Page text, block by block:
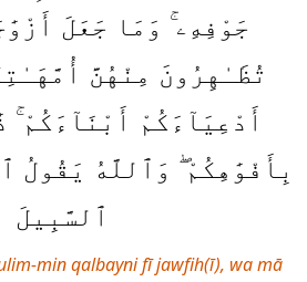
جَوْفِهِۦ ۚ وَمَا جَعَلَ
تُظَـٰهِرُونَ مِنْهُنَّ
أَدْعِيَآءَكُمْ أَبْنَآءَكُمْ
بِأَفْوَٰهِكُمْ ۖ وَٱللَّهُ يَقُولُ
ٱلسَّبِيلَ
min qalbayni fī jawfih(ī), wa mā